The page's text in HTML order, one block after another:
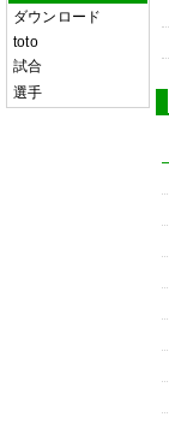
ダウンロード
toto
試合
選手